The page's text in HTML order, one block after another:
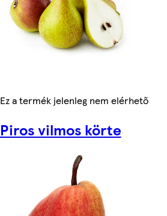
Ez a termék jelenleg nem elérhető
Piros vilmos körte